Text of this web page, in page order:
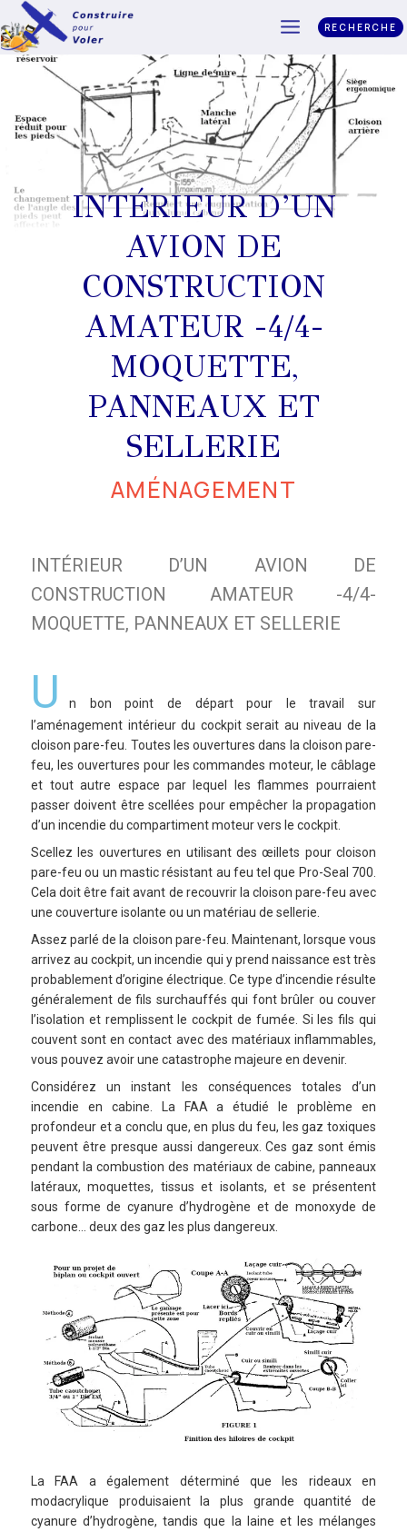
RECHERCHE
INTÉRIEUR D’UN
AVION DE
CONSTRUCTION
AMATEUR -4/4-
MOQUETTE,
PANNEAUX ET
SELLERIE
AMÉNAGEMENT
INTÉRIEUR D’UN AVION DE
CONSTRUCTION AMATEUR -4/4-
MOQUETTE, PANNEAUX ET SELLERIE
U
n bon point de départ pour le travail sur
l’aménagement intérieur du cockpit serait au niveau de la
cloison pare-feu. Toutes les ouvertures dans la cloison pare-
feu, les ouvertures pour les commandes moteur, le câblage
et tout autre espace par lequel les flammes pourraient
passer doivent être scellées pour empêcher la propagation
d’un incendie du compartiment moteur vers le cockpit.
Scellez les ouvertures en utilisant des œillets pour cloison
pare-feu ou un mastic résistant au feu tel que Pro-Seal 700.
Cela doit être fait avant de recouvrir la cloison pare-feu avec
une couverture isolante ou un matériau de sellerie.
Assez parlé de la cloison pare-feu. Maintenant, lorsque vous
arrivez au cockpit, un incendie qui y prend naissance est très
probablement d’origine électrique. Ce type d’incendie résulte
généralement de fils surchauffés qui font brûler ou couver
l’isolation et remplissent le cockpit de fumée. Si les fils qui
couvent sont en contact avec des matériaux inflammables,
vous pouvez avoir une catastrophe majeure en devenir.
Considérez un instant les conséquences totales d’un
incendie en cabine. La FAA a étudié le problème en
profondeur et a conclu que, en plus du feu, les gaz toxiques
peuvent être presque aussi dangereux. Ces gaz sont émis
pendant la combustion des matériaux de cabine, panneaux
latéraux, moquettes, tissus et isolants, et se présentent
sous forme de cyanure d’hydrogène et de monoxyde de
carbone… deux des gaz les plus dangereux.
La FAA a également déterminé que les rideaux en
modacrylique produisaient la plus grande quantité de
cyanure d’hydrogène, tandis que la laine et les mélanges